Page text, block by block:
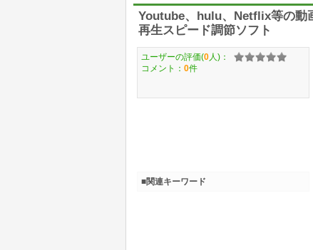
Youtube、hulu、Netflix等の動
再生スピード調節ソフト
ユーザーの評価(0 人)：
コメント： 0件
■関連キーワード